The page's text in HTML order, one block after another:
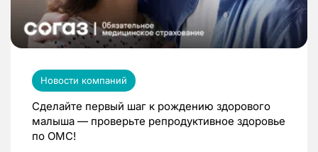
Новости компаний
Сделайте первый шаг к рождению здорового
малыша — проверьте репродуктивное здоровье
по ОМС!